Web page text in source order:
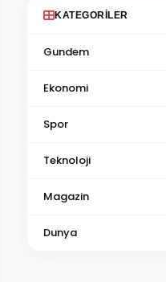
KATEGORILER
Gundem
Ekonomi
Spor
Teknoloji
Magazin
Dunya